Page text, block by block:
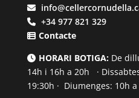
+34 977 821 329
Contacte
HORARI BOTIGA:De
14h i 16h a 20h ·
19:30h · Diumenges: 10h